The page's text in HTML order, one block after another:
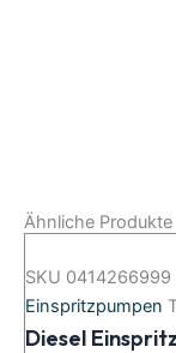
Ähnliche Produkte
SKU 0414266999
Einspritzpumpen
Diesel